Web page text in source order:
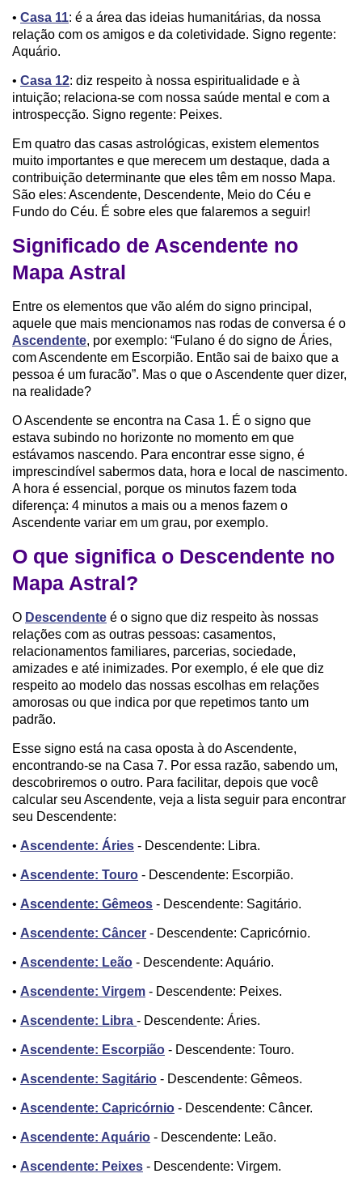
• Casa 11: é a área das ideias humanitárias, da nossa
relação com os amigos e da coletividade. Signo regente:
Aquário.
• Casa 12: diz respeito à nossa espiritualidade e à
intuição; relaciona-se com nossa saúde mental e com a
introspecção. Signo regente: Peixes.
Em quatro das casas astrológicas, existem elementos
muito importantes e que merecem um destaque, dada a
contribuição determinante que eles têm em nosso Mapa.
São eles: Ascendente, Descendente, Meio do Céu e
Fundo do Céu. É sobre eles que falaremos a seguir!
Significado de Ascendente no
Mapa Astral
Entre os elementos que vão além do signo principal,
aquele que mais mencionamos nas rodas de conversa é o
Ascendente, por exemplo: “Fulano é do signo de Áries,
com Ascendente em Escorpião. Então sai de baixo que a
pessoa é um furacão”. Mas o que o Ascendente quer dizer,
na realidade?
O Ascendente se encontra na Casa 1. É o signo que
estava subindo no horizonte no momento em que
estávamos nascendo. Para encontrar esse signo, é
imprescindível sabermos data, hora e local de nascimento.
A hora é essencial, porque os minutos fazem toda
diferença: 4 minutos a mais ou a menos fazem o
Ascendente variar em um grau, por exemplo.
O que significa o Descendente no
Mapa Astral?
O Descendente é o signo que diz respeito às nossas
relações com as outras pessoas: casamentos,
relacionamentos familiares, parcerias, sociedade,
amizades e até inimizades. Por exemplo, é ele que diz
respeito ao modelo das nossas escolhas em relações
amorosas ou que indica por que repetimos tanto um
padrão.
Esse signo está na casa oposta à do Ascendente,
encontrando-se na Casa 7. Por essa razão, sabendo um,
descobriremos o outro. Para facilitar, depois que você
calcular seu Ascendente, veja a lista seguir para encontrar
seu Descendente:
• Ascendente: Áries - Descendente: Libra.
• Ascendente: Touro - Descendente: Escorpião.
• Ascendente: Gêmeos - Descendente: Sagitário.
• Ascendente: Câncer - Descendente: Capricórnio.
• Ascendente: Leão - Descendente: Aquário.
• Ascendente: Virgem - Descendente: Peixes.
• Ascendente: Libra - Descendente: Áries.
• Ascendente: Escorpião - Descendente: Touro.
• Ascendente: Sagitário - Descendente: Gêmeos.
• Ascendente: Capricórnio - Descendente: Câncer.
• Ascendente: Aquário - Descendente: Leão.
• Ascendente: Peixes - Descendente: Virgem.